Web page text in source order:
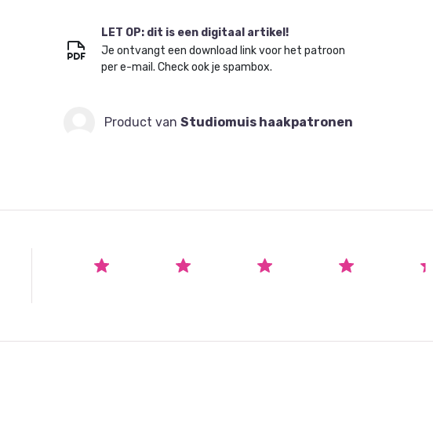
LET OP: dit is een digitaal artikel!
Je ontvangt een download link voor het patroon
per e-mail. Check ook je spambox.
Product van Studiomuis haakpatronen